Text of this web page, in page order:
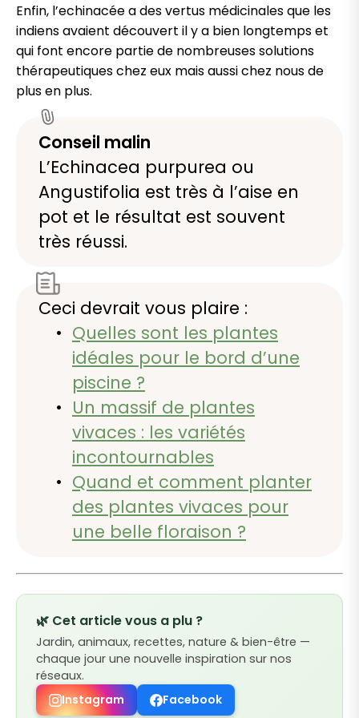
Enfin, l’echinacée a des vertus médicinales que les
indiens avaient découvert il y a bien longtemps et
qui font encore partie de nombreuses solutions
thérapeutiques chez eux mais aussi chez nous de
plus en plus.
Conseil malin
L’Echinacea purpurea ou
Angustifolia est très à l’aise en
pot et le résultat est souvent
très réussi.
Ceci devrait vous plaire :
Quelles sont les plantes
idéales pour le bord d’une
piscine ?
Un massif de plantes
vivaces : les variétés
incontournables
Quand et comment planter
des plantes vivaces pour
une belle floraison ?
🌿 Cet article vous a plu ?
Jardin, animaux, recettes, nature & bien-être —
chaque jour une nouvelle inspiration sur nos
réseaux.
Instagram
Facebook